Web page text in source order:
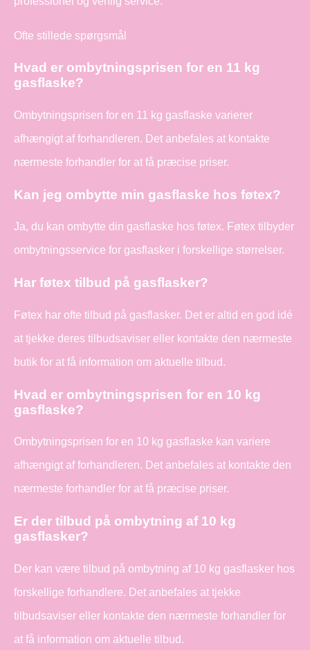
Ofte stillede spørgsmål
Hvad er ombytningsprisen for en 11 kg
gasflaske?
Ombytningsprisen for en 11 kg gasflaske varierer
afhængigt af forhandleren. Det anbefales at kontakte
nærmeste forhandler for at få præcise priser.
Kan jeg ombytte min gasflaske hos føtex?
Ja, du kan ombytte din gasflaske hos føtex. Føtex tilbyder
ombytningsservice for gasflasker i forskellige størrelser.
Har føtex tilbud på gasflasker?
Føtex har ofte tilbud på gasflasker. Det er altid en god idé
at tjekke deres tilbudsaviser eller kontakte den nærmeste
butik for at få information om aktuelle tilbud.
Hvad er ombytningsprisen for en 10 kg
gasflaske?
Ombytningsprisen for en 10 kg gasflaske kan variere
afhængigt af forhandleren. Det anbefales at kontakte den
nærmeste forhandler for at få præcise priser.
Er der tilbud på ombytning af 10 kg
gasflasker?
Der kan være tilbud på ombytning af 10 kg gasflasker hos
forskellige forhandlere. Det anbefales at tjekke
tilbudsaviser eller kontakte den nærmeste forhandler for
at få information om aktuelle tilbud.